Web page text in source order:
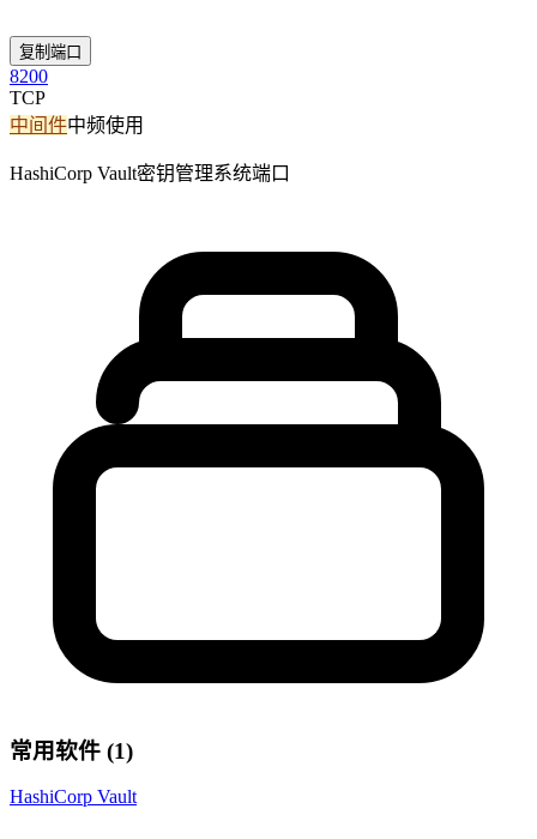
复制端口
8200
TCP
中间件中频使用
HashiCorp Vault密钥管理系统端口
常用软件 (1)
HashiCorp Vault